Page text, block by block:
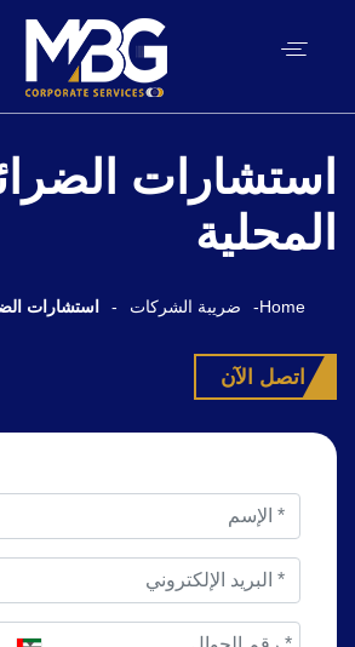
استشارات
المحلية
Home
- ضريبة الشركات - استشارات
اتصل الآن